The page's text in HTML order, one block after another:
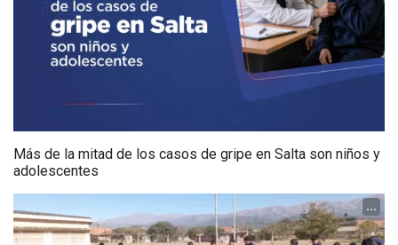
Más de la mitad de los casos de gripe en Salta son niños y
adolescentes
...